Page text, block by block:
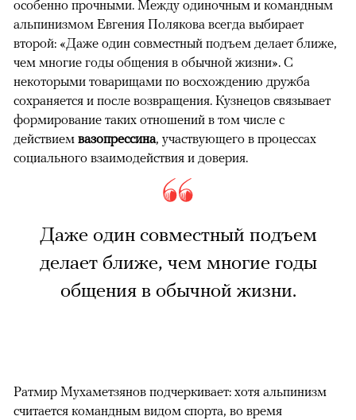
особенно прочными. Между одиночным и командным
альпинизмом Евгения Полякова всегда выбирает
второй: «Даже один совместный подъем делает ближе,
чем многие годы общения в обычной жизни». С
некоторыми товарищами по восхождению дружба
сохраняется и после возвращения. Кузнецов связывает
формирование таких отношений в том числе с
действием вазопрессина, участвующего в процессах
социального взаимодействия и доверия.
Даже один совместный подъем
делает ближе, чем многие годы
общения в обычной жизни.
Ратмир Мухаметзянов подчеркивает: хотя альпинизм
считается командным видом спорта, во время